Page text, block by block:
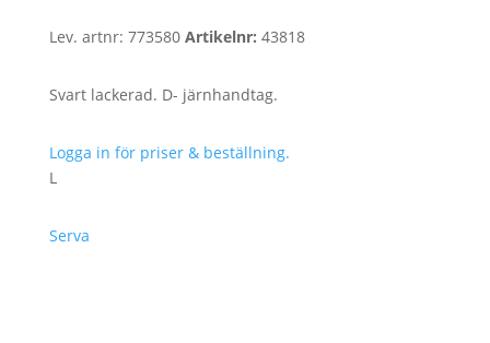
Lev. artnr: 773580 Artikelnr: 43818
Svart lackerad. D- järnhandtag.
Logga in för priser & beställning.
L
Serva